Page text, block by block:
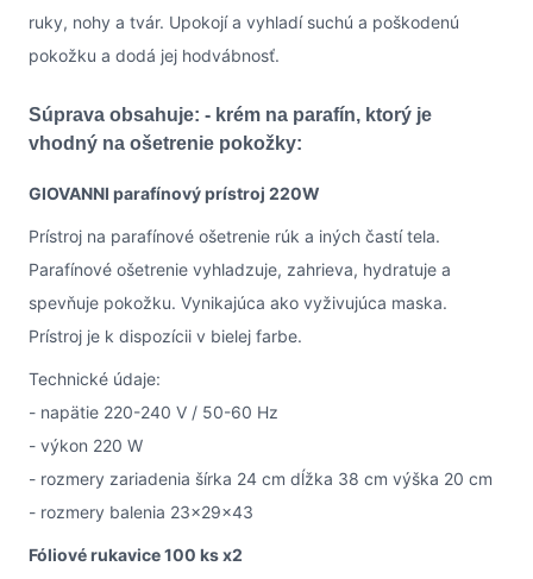
ruky, nohy a tvár. Upokojí a vyhladí suchú a poškodenú
pokožku a dodá jej hodvábnosť.
Súprava obsahuje: - krém na parafín, ktorý je
vhodný na ošetrenie pokožky:
GIOVANNI parafínový prístroj 220W
Prístroj na parafínové ošetrenie rúk a iných častí tela.
Parafínové ošetrenie vyhladzuje, zahrieva, hydratuje a
spevňuje pokožku. Vynikajúca ako vyživujúca maska.
Prístroj je k dispozícii v bielej farbe.
Technické údaje:
- napätie 220-240 V / 50-60 Hz
- výkon 220 W
- rozmery zariadenia šírka 24 cm dĺžka 38 cm výška 20 cm
- rozmery balenia 23x29x43
Fóliové rukavice 100 ks x2